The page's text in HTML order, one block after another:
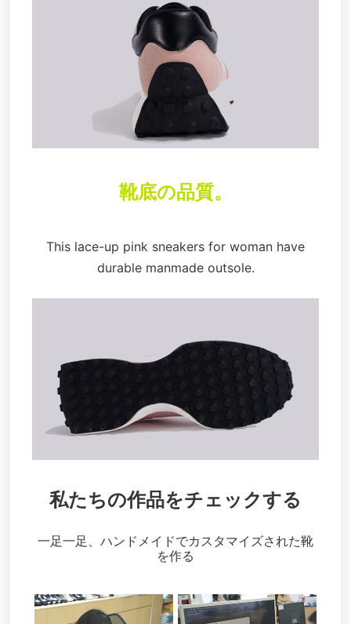
靴底の品質。
This lace-up pink sneakers for woman have
durable manmade outsole.
私たちの作品をチェックする
一足一足、ハンドメイドでカスタマイズされた靴
を作る